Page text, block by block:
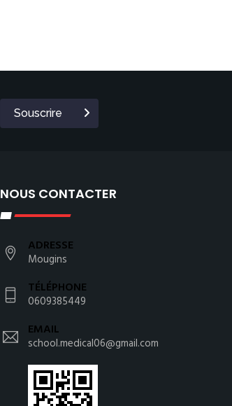
Souscrire
NOUS CONTACTER
ADRESSE
Mougins
TÉLÉPHONE
0609385449
EMAIL
school.medical06@gmail.com